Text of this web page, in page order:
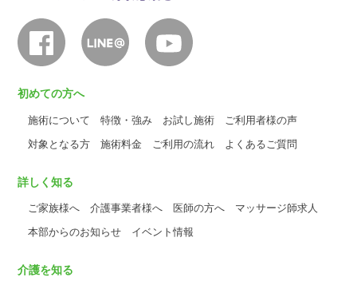
初めての方へ
施術について 特徴・強み お試し施術
ご利用者様の声
対象となる方
施術料金 ご利用の流れ よくあるご質問
詳しく知る
ご家族様へ 介護事業者様へ 医師の方へ
マッサージ師求人
本部からのお知らせ
イベント情報
介護を知る